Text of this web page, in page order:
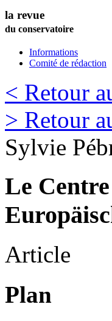
la revue
du conservatoire
Informations
Comité de rédaction
< Retour
> Retour
Sylvie
Le
Article
Plan